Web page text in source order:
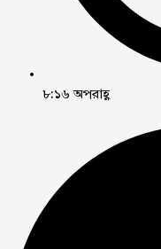
৮:১৬ অপরাহ্ণ